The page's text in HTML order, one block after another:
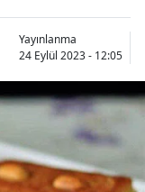
Yayınlanma
24 Eylül 2023 - 12:05